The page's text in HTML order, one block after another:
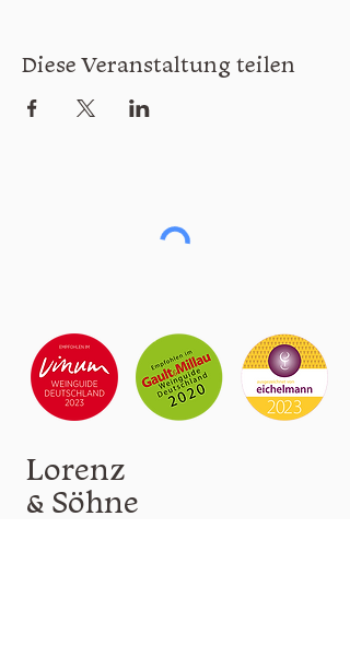
Diese Veranstaltung teilen
Lorenz
& Söhne